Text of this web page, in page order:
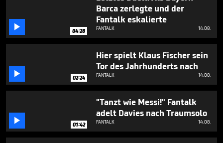
 04:28
Barca zerlegte und der
Fantalk eskalierte
FANTALK 14.08.
 02:24
Hier spielt Klaus Fischer sein
Tor des Jahrhunderts nach
FANTALK 14.08.
 01:42
"Tanzt wie Messi!" Fantalk
adelt Davies nach Traumsolo
FANTALK 14.08.